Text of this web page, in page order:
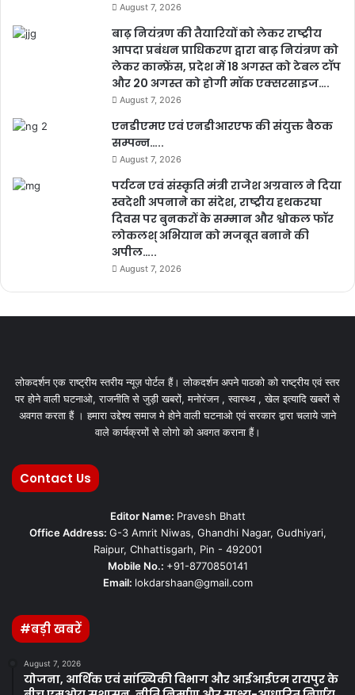
August 7, 2026
बाढ़ नियंत्रण की तैयारियों को लेकर राष्ट्रीय
आपदा प्रबंधन प्राधिकरण द्वारा बाढ़ नियंत्रण को
लेकर कान्फ्रेंस, प्रदेश में 18 अगस्त को टेबल टॉप
और 20 अगस्त को होगी मॉक एक्सरसाइज….
August 7, 2026
एनडीएमए एवं एनडीआरएफ की संयुक्त बैठक
सम्पन्न…..
August 7, 2026
पर्यटन एवं संस्कृति मंत्री राजेश अग्रवाल ने दिया
स्वदेशी अपनाने का संदेश, राष्ट्रीय हथकरघा
दिवस पर बुनकरों के सम्मान और श्वोकल फॉर
लोकलश् अभियान को मजबूत बनाने की
अपील…..
August 7, 2026
लोकदर्शन एक राष्ट्रीय स्तरीय न्यूज़ पोर्टल हैं। लोकदर्शन अपने पाठको को राष्ट्रीय एवं स्तर
पर होने वाली घटनाओ, राजनीति से जुड़ी खबरों, मनोरंजन , स्वास्थ्य , खेल इत्यादि खबरों से
अवगत करता हैं । हमारा उद्देश्य समाज मे होने वाली घटनाओ एवं सरकार द्वारा चलाये जाने
वाले कार्यक्रमों से लोगो को अवगत कराना हैं।
Contact Us
Editor Name: Pravesh Bhatt
Office Address: G-3 Amrit Niwas, Ghandhi Nagar, Gudhiyari,
Raipur, Chhattisgarh, Pin - 492001
Mobile No.: +91-8770850141
Email: lokdarshaan@gmail.com
#बड़ी खबरें
August 7, 2026
योजना, आर्थिक एवं सांख्यिकी विभाग और आईआईएम रायपुर के